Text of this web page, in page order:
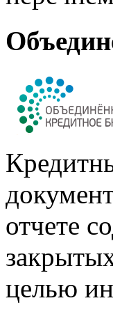
отчете
целью